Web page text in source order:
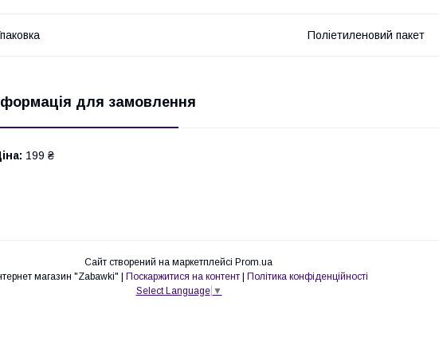
Поліетиленовий пакет
для замовлення
199 ₴
Сайт створений на маркетплейсі Prom.ua
Интернет магазин "Zabawki" | Поскаржитися на контент | Політика конфіденційності
Select Language ▼